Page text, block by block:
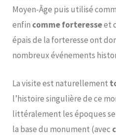
Moyen-Âge puis utilisé
enfin comme forteresseet
épais de la forteresse ont
nombreux événements
La visite est naturellement
l’histoire singulière de ce
littéralement les époques
la base du monument (avec